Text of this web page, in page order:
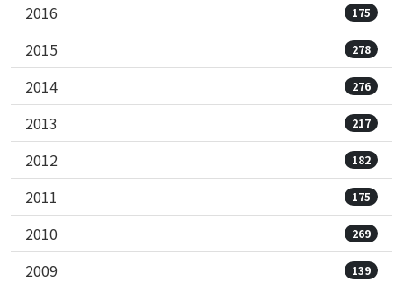
2016 175
2015 278
2014 276
2013 217
2012 182
2011 175
2010 269
2009 139